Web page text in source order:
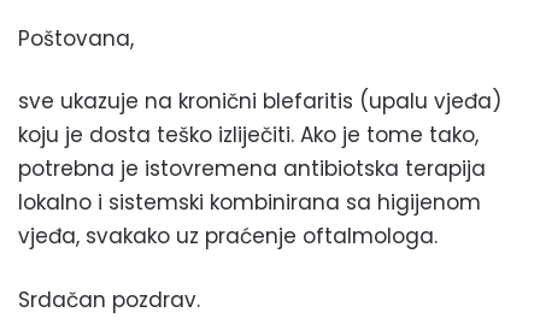
Poštovana,
sve ukazuje na kronični blefaritis (upalu vjeđa)
koju je dosta teško izliječiti. Ako je tome tako,
potrebna je istovremena antibiotska terapija
lokalno i sistemski kombinirana sa higijenom
vjeđa, svakako uz praćenje oftalmologa.
Srdačan pozdrav.